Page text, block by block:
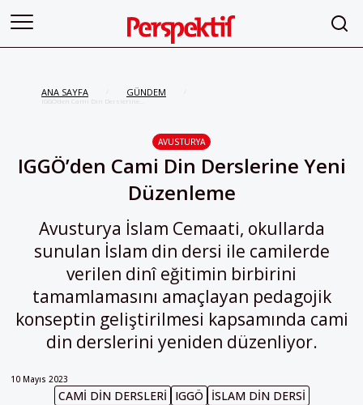
ANA SAYFA GÜNDEM
IGGÖ’den Cami Din Derslerine
AVUSTURYA
IGGÖ’den Cami Din Derslerine Yeni
Düzenleme
Avusturya İslam Cemaati, okullarda
sunulan İslam din dersi ile camilerde
verilen dinî eğitimin birbirini
tamamlamasını amaçlayan pedagojik
konseptin geliştirilmesi kapsamında cami
din derslerini yeniden düzenliyor.
10 Mayıs 2023
CAMI DIN DERSLERI IGGÖ İSLAM DIN DERSI